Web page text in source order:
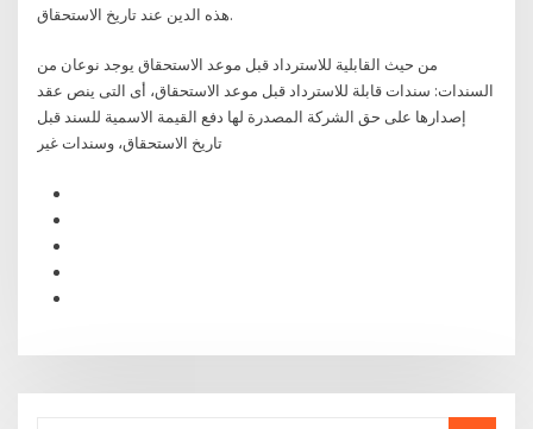
هذه الدين عند تاريخ الاستحقاق.
من حيث القابلية للاسترداد قبل موعد الاستحقاق يوجد نوعان من
السندات: سندات قابلة للاسترداد قبل موعد الاستحقاق، أى التى ينص عقد
إصدارها على حق الشركة المصدرة لها دفع القيمة الاسمية للسند قبل
تاريخ الاستحقاق، وسندات غير